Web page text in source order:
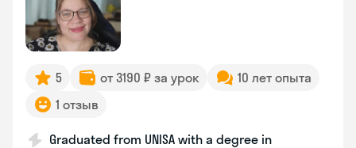
5 от 3190 ₽ за урок
10 лет опыта
1 отзыв
Graduated from UNISA with a degree in